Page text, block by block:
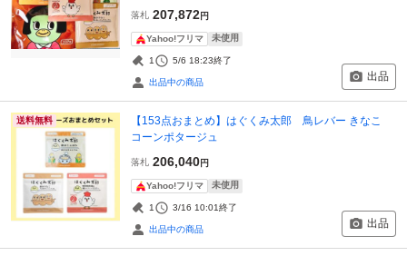
落札 207,872円
Yahoo!フリマ 未使用
1 5/6 18:23終了
出品中の商品 出品
送料無料
【153点おまとめ】はぐくみ太郎 鳥レバー きなこ
コーンポタージュ
落札 206,040円
Yahoo!フリマ 未使用
1 3/16 10:01終了
出品中の商品 出品